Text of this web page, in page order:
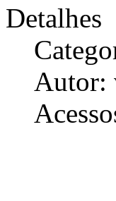
Detalhes
Autor: